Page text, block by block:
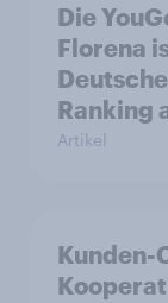
Die
Florena
Ranking
Artikel
Kunden-